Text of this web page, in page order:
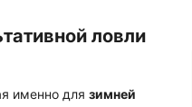
ловли
именно для зимней